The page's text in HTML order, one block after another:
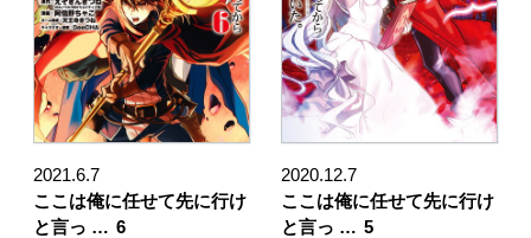
2021.6.7
ここは俺に任せて先に行け
と言っ … 6
2020.12.7
ここは俺に任せて先に行け
と言っ … 5